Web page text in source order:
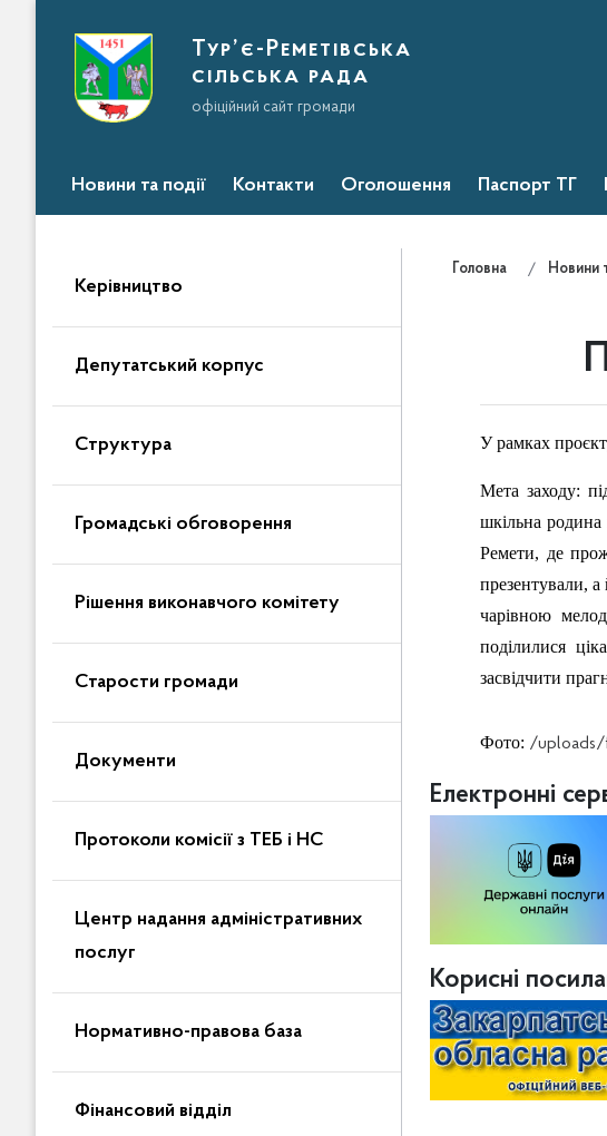
Тур’є-Реметівська
сільська рада
офіційний сайт громади
Новини та події Контакти Оголошення Паспорт ТГ
Керівництво
Депутатський корпус
Структура
Громадські обговорення
Рішення виконавчого комітету
Старости громади
Документи
Протоколи комісії з ТЕБ і НС
Центр надання адміністративних
послуг
Нормативно-правова база
Фінансовий відділ
Головна Новини
У рамках
Мета заходу:
шкільна родина
Ремети, де
презентували,
чарівною
поділилися
засвідчити
Фото: /
Електронні
Корисні